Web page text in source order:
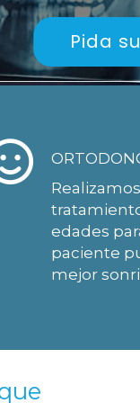
Pida
edades
paciente
mejor